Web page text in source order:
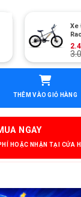
+
Xe
18 Inch - Phanh
THÊM VÀO GIỎ HÀNG
NGAY